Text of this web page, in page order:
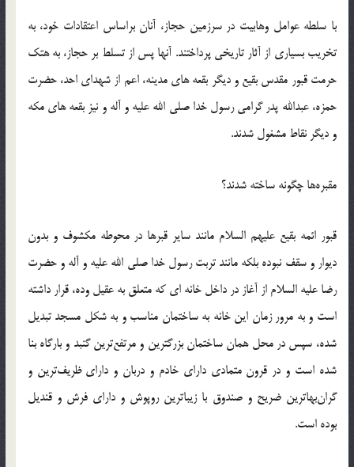
با سلطه عوامل وهابیت در سرزمین حجاز، آنان براساس اعتقادات خود، به
تخریب بسیاری از آثار تاریخی پرداختند. آنها پس از تسلط بر حجاز، به هتک
حرمت قبور مقدس بقیع و دیگر بقعه های مدینه، اعم از شهدای احد، حضرت
حمزه، عبدالله پدر گرامی رسول خدا صلی الله علیه و آله و نیز بقعه های مکه
و دیگر نقاط مشغول شدند.
مقبره‌ها چگونه ساخته شدند؟
قبور ائمه بقیع علیهم السلام مانند سایر قبرها در محوطه مکشوف و بدون
دیوار و سقف نبوده بلکه مانند تربت رسول خدا صلی الله علیه و آله و حضرت
رضا علیه السلام از آغاز در داخل خانه ‌ای که متعلق به عقیل وده، قرار داشته
است و به مرور زمان این خانه به ساختمان مناسب و به شکل مسجد تبدیل
شده، سپس در محل همان ساختمان بزرگترین و مرتفع‌ترین گنبد و بارگاه بنا
شده است و در قرون متمادی دارای خادم و دربان و دارای ظریف‌ترین و
گران‌بهاترین ضریح و صندوق با زیباترین روپوش و داراى فرش و قندیل
بوده است.